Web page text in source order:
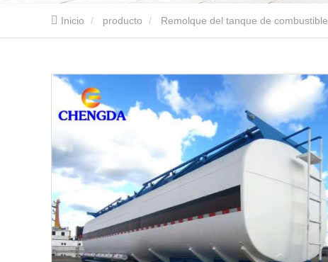
Inicio producto Remolque del tanque de combustible